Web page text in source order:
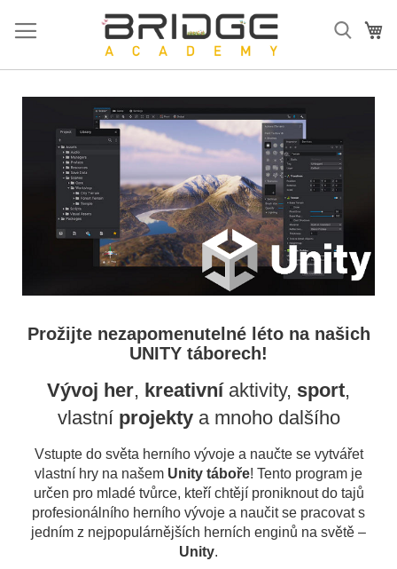
na
Prožijte nezapomenutelné léto na našich
UNITY táborech!
Vývoj her, kreativníaktivity, sport,
vlastní projektya mnoho dalšího
Vstupte do světa herního vývoje a naučte se vytvářet
vlastní hry na našem Unity táboře! Tento program je
určen pro mladé tvůrce, kteří chtějí proniknout do tajů
profesionálního herního vývoje a naučit se pracovat s
jedním z nejpopulárnějších herních enginů na světě –
Unity.